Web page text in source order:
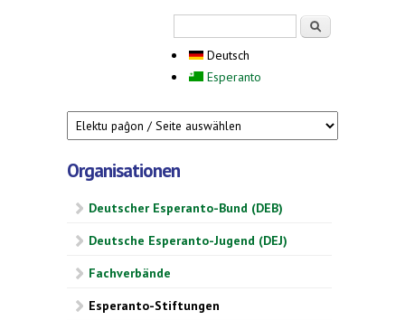
Deutsch
Esperanto
Organisationen
Deutscher Esperanto-Bund (DEB)
Deutsche Esperanto-Jugend (DEJ)
Fachverbände
Esperanto-Stiftungen